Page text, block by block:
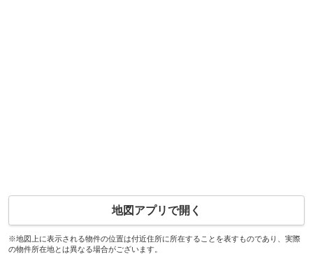
地図アプリで開く
※地図上に表示される物件の位置は付近住所に所在することを表すものであり、実際
の物件所在地とは異なる場合がございます。